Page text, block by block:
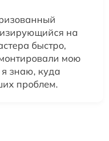
на
быстро,
мою
знаю, куда
проблем.